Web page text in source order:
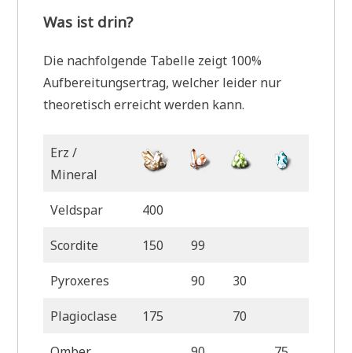
Was ist drin?
Die nachfolgende Tabelle zeigt 100%
Aufbereitungsertrag, welcher leider nur
theoretisch erreicht werden kann.
Erz /
Mineral
Veldspar 400
Scordite 150 99
Pyroxeres 90 30
Plagioclase 175 70